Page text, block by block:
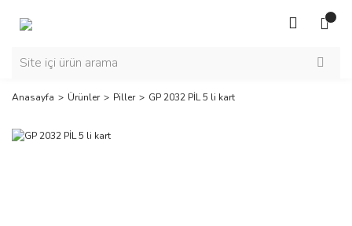
Anasayfa Ürünler Piller GP 2032 PİL 5 li kart